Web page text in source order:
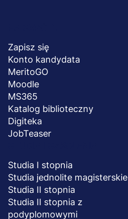
stopka
Zapisz się
Konto kandydata
MeritoGO
Moodle
MS365
Katalog biblioteczny
Digiteka
JobTeaser
Studia I stopnia
Studia jednolite magisterskie
Studia II stopnia
Studia II stopnia z
podyplomowymi